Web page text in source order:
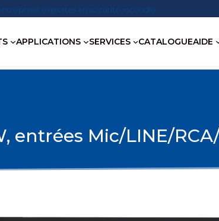
expertes en sécurité incendie
APPLICATIONS SERVICES CATALOGUEAIDE
Mic/LINE/